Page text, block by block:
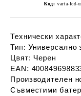
Код:
Технически
Тип: Универсално
Цвят: Черен
EAN:
Производителен
Съвместими